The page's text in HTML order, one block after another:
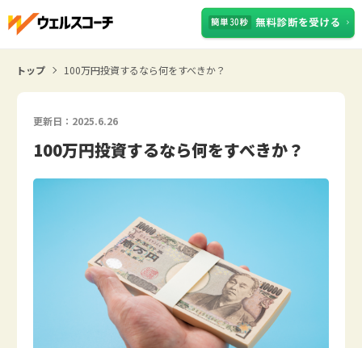
トップ 100万円投資するなら何をすべきか？
更新日：2025.6.26
100万円投資するなら何をすべきか？